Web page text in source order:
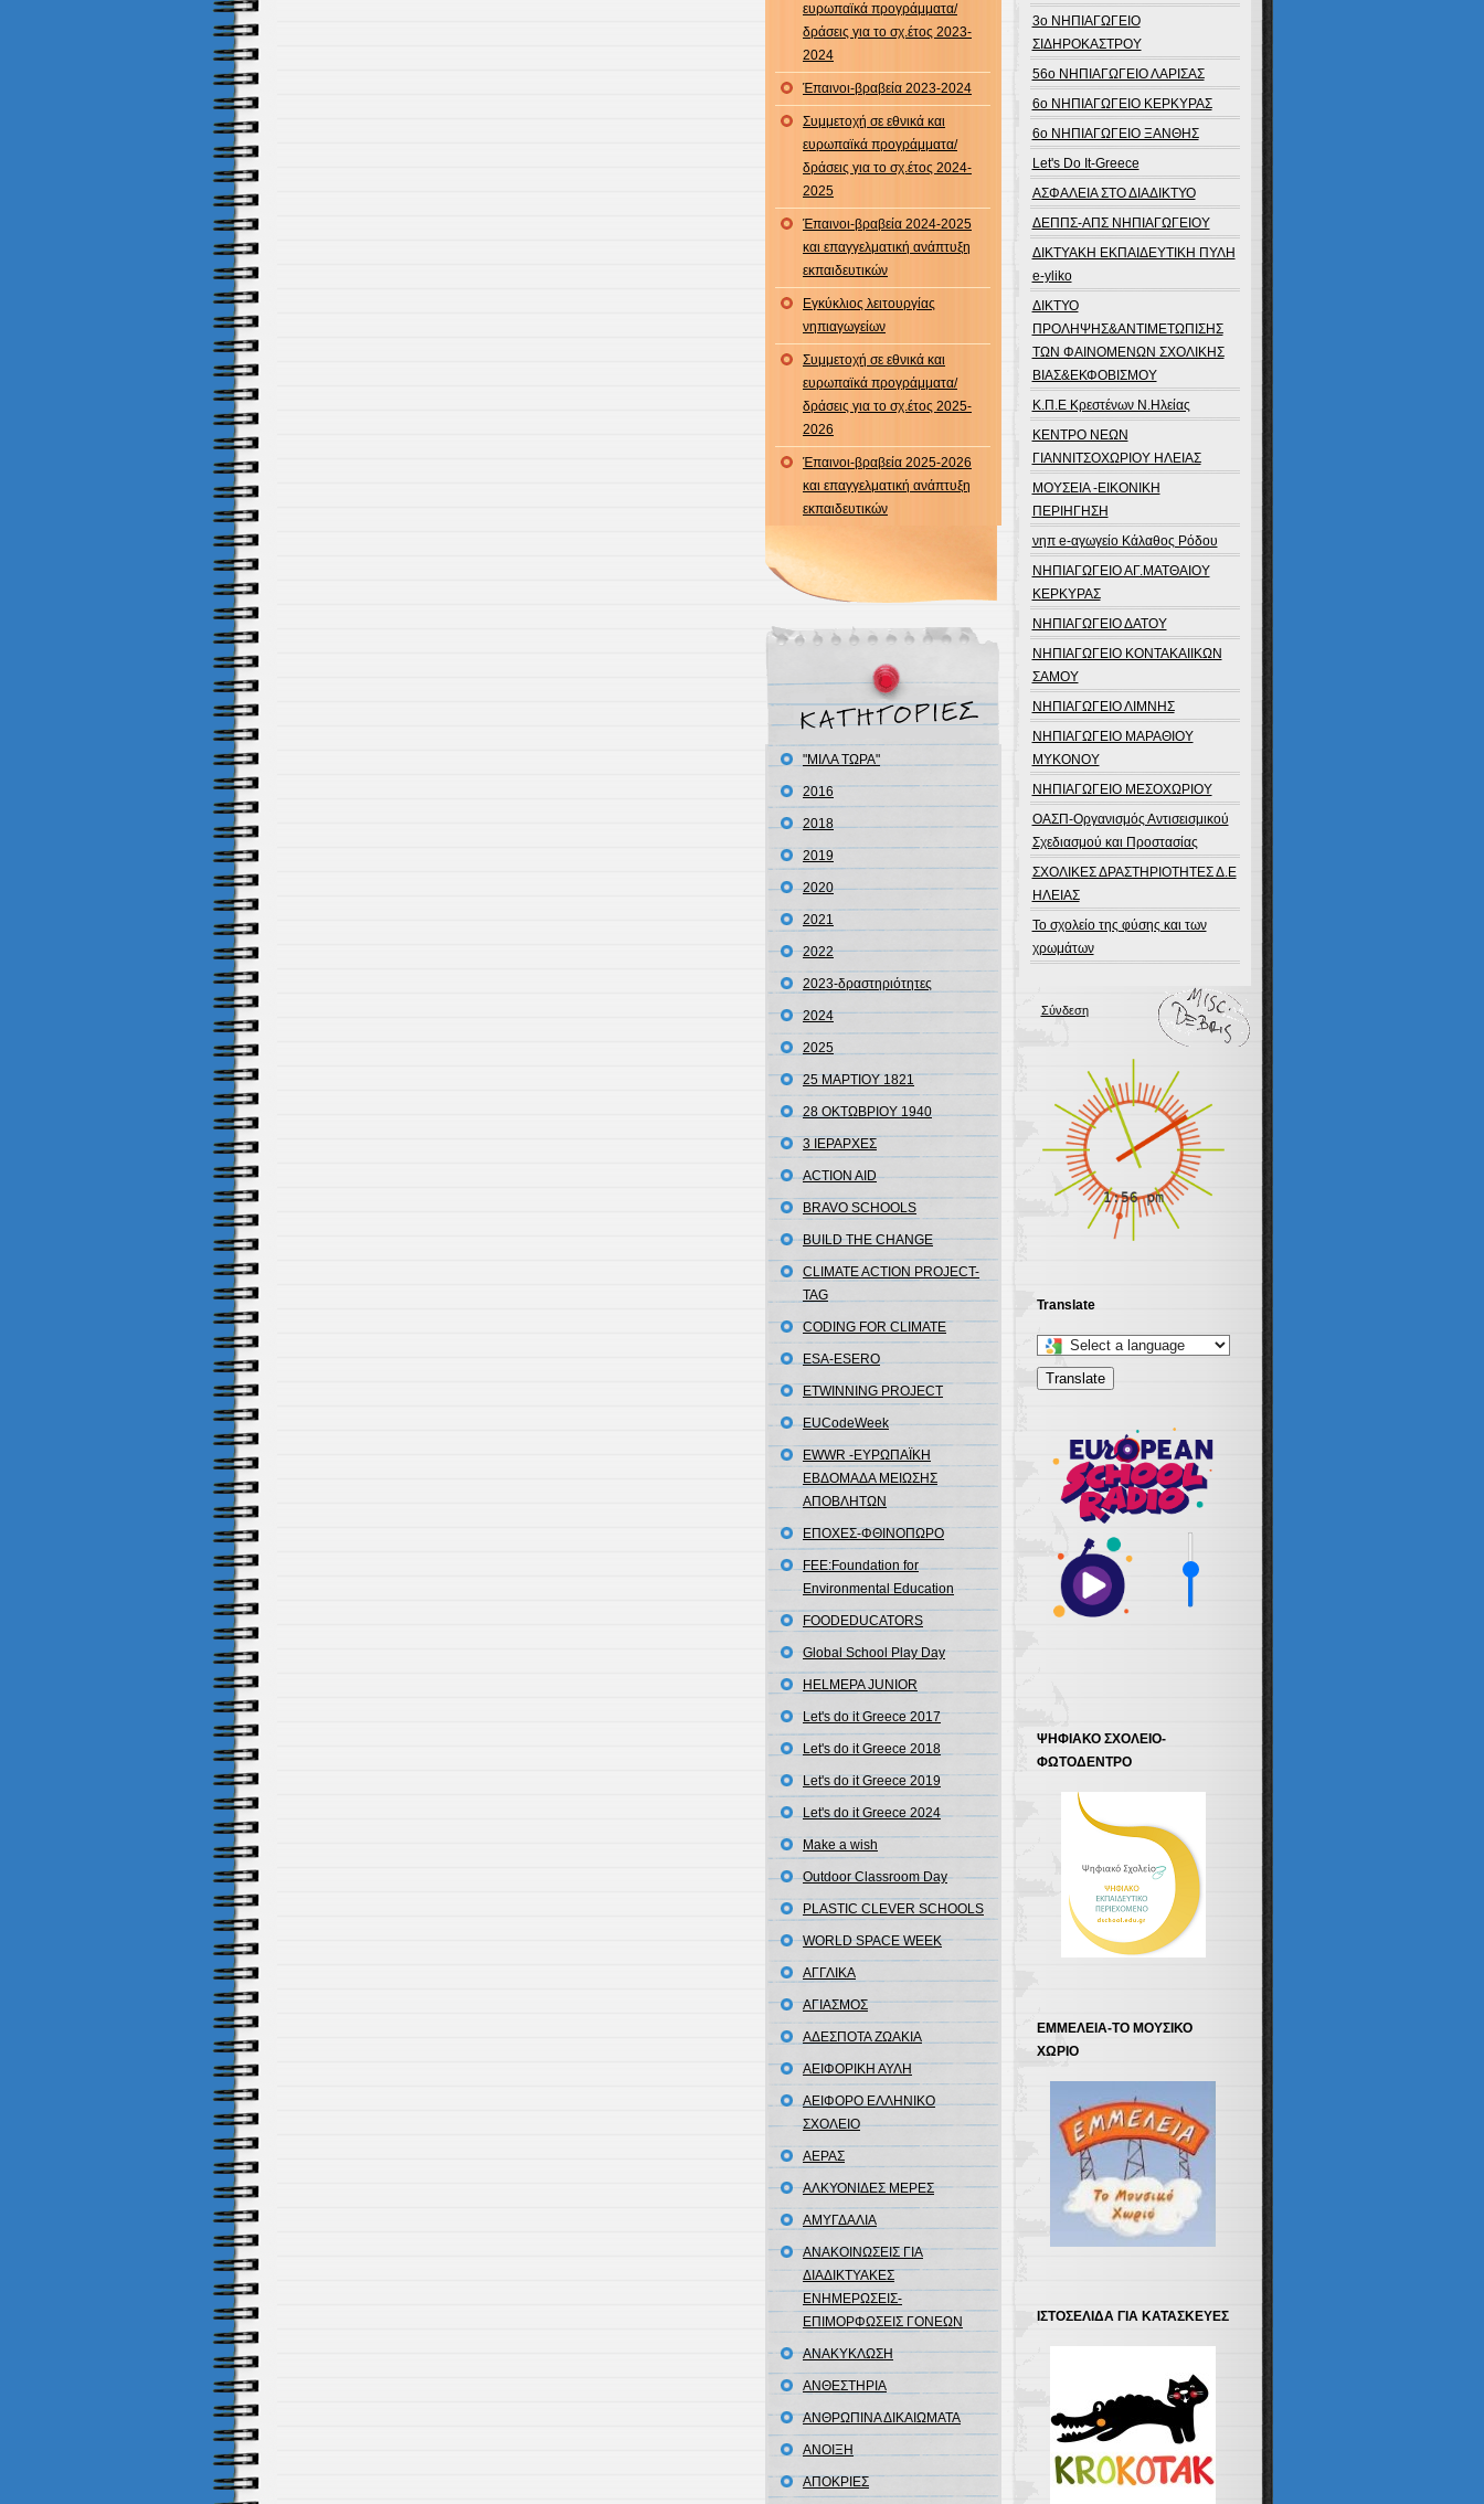
ευρωπαϊκά προγράμματα/
δράσεις για το σχ.έτος 2023-
2024
Έπαινοι-βραβεία 2023-2024
Συμμετοχή σε εθνικά και
ευρωπαϊκά προγράμματα/
δράσεις για το σχ.έτος 2024-
2025
Έπαινοι-βραβεία 2024-2025
και επαγγελματική ανάπτυξη
εκπαιδευτικών
Εγκύκλιος λειτουργίας
νηπιαγωγείων
Συμμετοχή σε εθνικά και
ευρωπαϊκά προγράμματα/
δράσεις για το σχ.έτος 2025-
2026
Έπαινοι-βραβεία 2025-2026
και επαγγελματική ανάπτυξη
εκπαιδευτικών
"ΜΙΛΑ ΤΩΡΑ"
2016
2018
2019
2020
2021
2022
2023-δραστηριότητες
2024
2025
25 ΜΑΡΤΙΟΥ 1821
28 ΟΚΤΩΒΡΙΟΥ 1940
3 ΙΕΡΑΡΧΕΣ
ACTION AID
BRAVO SCHOOLS
BUILD THE CHANGE
CLIMATE ACTION PROJECT-
TAG
CODING FOR CLIMATE
ESA-ESERO
ETWINNING PROJECT
EUCodeWeek
EWWR -ΕΥΡΩΠΑΪΚΗ
ΕΒΔΟΜΑΔΑ ΜΕΙΩΣΗΣ
ΑΠΟΒΛΗΤΩΝ
EΠΟΧΕΣ-ΦΘΙΝΟΠΩΡΟ
FEE:Foundation for
Environmental Education
FOODEDUCATORS
Global School Play Day
HELMEPA JUNIOR
Let's do it Greece 2017
Let's do it Greece 2018
Let's do it Greece 2019
Let's do it Greece 2024
Make a wish
Outdoor Classroom Day
PLASTIC CLEVER SCHOOLS
WORLD SPACE WEEK
ΑΓΓΛΙΚΑ
ΑΓΙΑΣΜΟΣ
ΑΔΕΣΠΟΤΑ ΖΩΑΚΙΑ
ΑΕΙΦΟΡΙΚΗ ΑΥΛΗ
ΑΕΙΦΟΡΟ ΕΛΛΗΝΙΚΟ
ΣΧΟΛΕΙΟ
ΑΕΡΑΣ
ΑΛΚΥΟΝΙΔΕΣ ΜΕΡΕΣ
ΑΜΥΓΔΑΛΙΑ
ΑΝΑΚΟΙΝΩΣΕΙΣ ΓΙΑ
ΔΙΑΔΙΚΤΥΑΚΕΣ
ΕΝΗΜΕΡΩΣΕΙΣ-
ΕΠΙΜΟΡΦΩΣΕΙΣ ΓΟΝΕΩΝ
ΑΝΑΚΥΚΛΩΣΗ
ΑΝΘΕΣΤΗΡΙΑ
ΑΝΘΡΩΠΙΝΑ ΔΙΚΑΙΩΜΑΤΑ
ΑΝΟΙΞΗ
ΑΠΟΚΡΙΕΣ
3ο ΝΗΠΙΑΓΩΓΕΙΟ
ΣΙΔΗΡΟΚΑΣΤΡΟΥ
56ο ΝΗΠΙΑΓΩΓΕΙΟ ΛΑΡΙΣΑΣ
6o ΝΗΠΙΑΓΩΓΕΙΟ ΚΕΡΚΥΡΑΣ
6ο ΝΗΠΙΑΓΩΓΕΙΟ ΞΑΝΘΗΣ
Let's Do It-Greece
ΑΣΦΑΛΕΙΑ ΣΤΟ ΔΙΑΔΙΚΤΥΟ
ΔΕΠΠΣ-ΑΠΣ ΝΗΠΙΑΓΩΓΕΙΟΥ
ΔΙΚΤΥΑΚΗ ΕΚΠΑΙΔΕΥΤΙΚΗ ΠΥΛΗ
e-yliko
ΔΙΚΤΥΟ
ΠΡΟΛΗΨΗΣ&ΑΝΤΙΜΕΤΩΠΙΣΗΣ
ΤΩΝ ΦΑΙΝΟΜΕΝΩΝ ΣΧΟΛΙΚΗΣ
ΒΙΑΣ&ΕΚΦΟΒΙΣΜΟΥ
Κ.Π.Ε Κρεστένων Ν.Ηλείας
ΚΕΝΤΡΟ ΝΕΩΝ
ΓΙΑΝΝΙΤΣΟΧΩΡΙΟΥ ΗΛΕΙΑΣ
ΜΟΥΣΕΙΑ -ΕΙΚΟΝΙΚΗ
ΠΕΡΙΗΓΗΣΗ
νηπ e-αγωγείο Κάλαθος Ρόδου
ΝΗΠΙΑΓΩΓΕΙΟ ΑΓ.ΜΑΤΘΑΙΟΥ
ΚΕΡΚΥΡΑΣ
ΝΗΠΙΑΓΩΓΕΙΟ ΔΑΤΟΥ
ΝΗΠΙΑΓΩΓΕΙΟ ΚΟΝΤΑΚΑΙΙΚΩΝ
ΣΑΜΟΥ
ΝΗΠΙΑΓΩΓΕΙΟ ΛΙΜΝΗΣ
ΝΗΠΙΑΓΩΓΕΙΟ ΜΑΡΑΘΙΟΥ
ΜΥΚΟΝΟΥ
ΝΗΠΙΑΓΩΓΕΙΟ ΜΕΣΟΧΩΡΙΟΥ
ΟΑΣΠ-Οργανισμός Αντισεισμικού
Σχεδιασμού και Προστασίας
ΣΧΟΛΙΚΕΣ ΔΡΑΣΤΗΡΙΟΤΗΤΕΣ Δ.Ε
ΗΛΕΙΑΣ
Το σχολείο της φύσης και των
χρωμάτων
Σύνδεση
Translate
Select
a
language
translate
this
page
Translate
ΨΗΦΙΑΚΟ ΣΧΟΛΕΙΟ-
ΦΩΤΟΔΕΝΤΡΟ
ΕΜΜΕΛΕΙΑ-ΤΟ ΜΟΥΣΙΚΟ
ΧΩΡΙΟ
ΙΣΤΟΣΕΛΙΔΑ ΓΙΑ ΚΑΤΑΣΚΕΥΕΣ